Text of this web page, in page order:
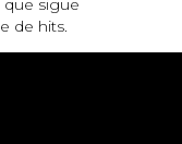
de hits.